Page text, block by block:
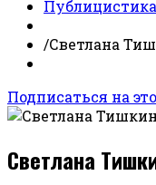
Публицистика
/Светлана
Подписаться на
Светлана